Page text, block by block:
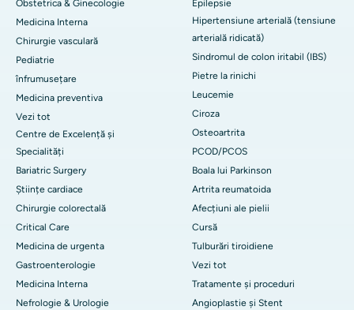
Obstetrica & Ginecologie
Medicina Interna
Chirurgie vasculară
Pediatrie
înfrumusețare
Medicina preventiva
Vezi tot
Centre de Excelență și
Specialități
Bariatric Surgery
Științe cardiace
Chirurgie colorectală
Critical Care
Medicina de urgenta
Gastroenterologie
Medicina Interna
Nefrologie & Urologie
Epilepsie
Hipertensiune arterială (tensiune
arterială ridicată)
Sindromul de colon iritabil (IBS)
Pietre la rinichi
Leucemie
Ciroza
Osteoartrita
PCOD/PCOS
Boala lui Parkinson
Artrita reumatoida
Afecțiuni ale pielii
Cursă
Tulburări tiroidiene
Vezi tot
Tratamente și proceduri
Angioplastie și Stent